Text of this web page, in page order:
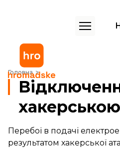
Головна
Відключення електроенергії в
Перебої в подачі
результатом хакерської